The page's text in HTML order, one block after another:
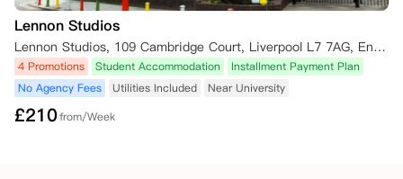
特殊情况审查小组将对个案进行审查，并将结果通知租户和担保人。
如果申请获得批准，租户仍可能需要支付至少四周的租金或剩余租期的租
金，以较长者为准。审查小组的决定为最终决定。
Lennon Studios
Lennon Studios, 109 Cambridge Court, Liverpool L7 7AG, England, UK
4 Promotions Student Accommodation
Installment Payment Plan
No Agency Fees
Utilities Included Near University
£210from/Week